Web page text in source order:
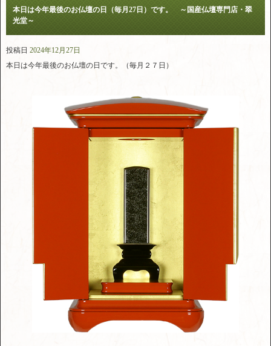
本日は今年最後のお仏壇の日（毎月27日）です。 ～国産仏壇専門店・翠
光堂～
投稿日 2024年12月27日
本日は今年最後のお仏壇の日です。（毎月２７日）